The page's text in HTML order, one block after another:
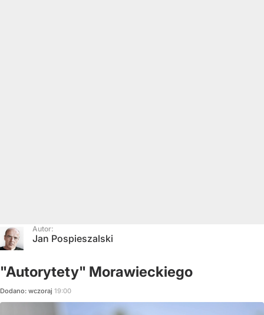
Autor:
Jan Pospieszalski
"Autorytety" Morawieckiego
Dodano: wczoraj 19:00